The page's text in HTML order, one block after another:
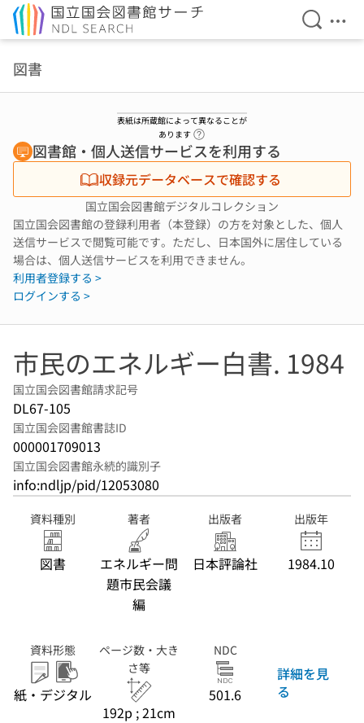
検索を
メ
図書
表紙は所蔵館によって異なることが
あります
図書館・個人送信サービスを利用する
収録元データベースで確認する
国立国会図書館デジタルコレクション
国立国会図書館の登録利用者（本登録）の方を対象とした、個人
送信サービスで閲覧可能です。ただし、日本国外に居住している
場合は、個人送信サービスを利用できません。
利用者登録する >
ログインする >
市民のエネルギー白書. 1984
国立国会図書館請求記号
DL67-105
国立国会図書館書誌ID
000001709013
国立国会図書館永続的識別子
info:ndljp/pid/12053080
資料種別
図書
著者
エネルギー問
題市民会議
編
出版者
日本評論社
出版年
1984.10
資料形態
紙・デジタル
ページ数・大き
さ等
192p ; 21cm
NDC
501.6
詳細を見
る